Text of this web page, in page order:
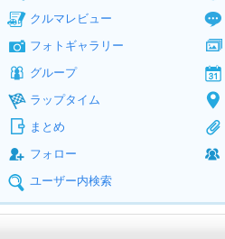
クルマレビュー
フォトギャラリー
グループ
ラップタイム
まとめ
フォロー
ユーザー内検索